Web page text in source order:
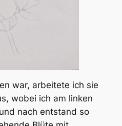
war, arbeitete ich sie
wobei ich am linken
nach entstand so